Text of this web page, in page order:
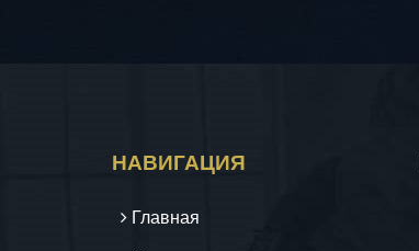
НАВИГАЦИЯ
Главная